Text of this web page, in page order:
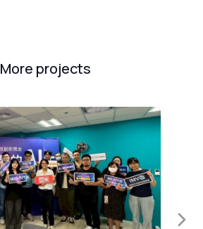
More projects